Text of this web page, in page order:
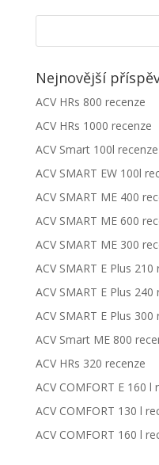
Nejnovější
ACV HRs 800 recenze
ACV HRs 1000 recenze
ACV Smart 100l recenze
ACV SMART EW 100l
ACV SMART ME 400
ACV SMART ME 600
ACV SMART ME 300
ACV SMART E Plus 210
ACV SMART E Plus 240
ACV SMART E Plus 300
ACV Smart ME 800
ACV HRs 320 recenze
ACV COMFORT E 160 l
ACV COMFORT 130 l
ACV COMFORT 160 l